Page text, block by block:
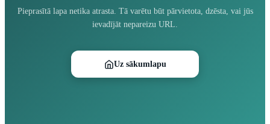
Pieprasītā lapa netika atrasta. Tā varētu būt pārvietota, dzēsta, vai jūs
ievadījāt nepareizu URL.
Uz sākumlapu